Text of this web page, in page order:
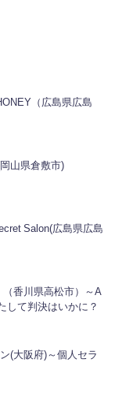
（広島県広島
山県倉敷市)
Salon(広島県広島
香川県高松市）～A
して判決はいかに？
(大阪府)～個人セラ